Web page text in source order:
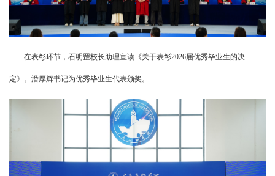
在表彰环节，石明罡校长助理宣读《关于表彰2026届优秀毕业生的决
定》。潘厚辉书记为优秀毕业生代表颁奖。